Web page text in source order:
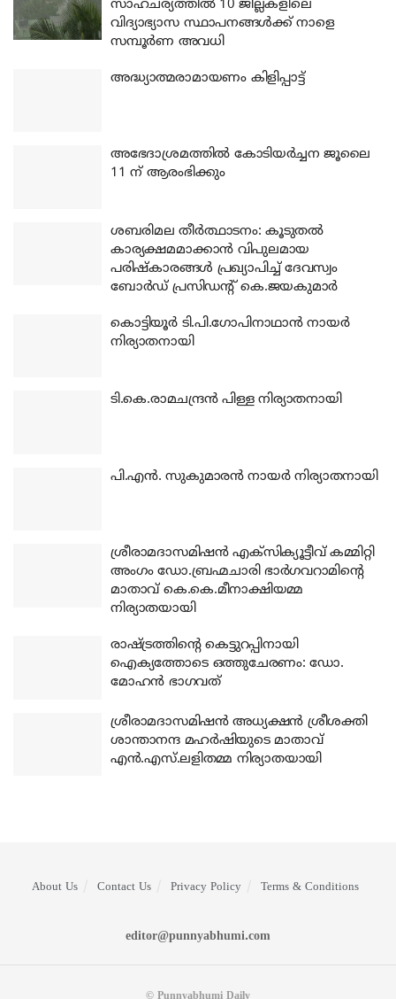
സാഹചര്യത്തിൽ 10 ജില്ലകളിലെ
വിദ്യാഭ്യാസ സ്ഥാപനങ്ങൾക്ക് നാളെ
സമ്പൂർണ അവധി
അദ്ധ്യാത്മരാമായണം കിളിപ്പാട്ട്
അഭേദാശ്രമത്തില്‍ കോടിയര്‍ച്ചന ജൂലൈ
11 ന് ആരംഭിക്കും
ശബരിമല തീര്‍ത്ഥാടനം: കൂടുതല്‍
കാര്യക്ഷമമാക്കാന്‍ വിപുലമായ
പരിഷ്‌കാരങ്ങള്‍ പ്രഖ്യാപിച്ച് ദേവസ്വം
ബോര്‍ഡ് പ്രസിഡന്റ് കെ.ജയകുമാര്‍
കൊട്ടിയൂര്‍ ടി.പി.ഗോപിനാഥാന്‍ നായര്‍
നിര്യാതനായി
ടി.കെ.രാമചന്ദ്രന്‍ പിള്ള നിര്യാതനായി
പി.എന്‍. സുകുമാരന്‍ നായര്‍ നിര്യാതനായി
ശ്രീരാമദാസമിഷന്‍ എക്‌സിക്യൂട്ടീവ് കമ്മിറ്റി
അംഗം ഡോ.ബ്രഹ്മചാരി ഭാര്‍ഗവറാമിന്റെ
മാതാവ് കെ.കെ.മീനാക്ഷിയമ്മ
നിര്യാതയായി
രാഷ്ട്രത്തിന്റെ കെട്ടുറപ്പിനായി
ഐക്യത്തോടെ ഒത്തുചേരണം: ഡോ.
മോഹന്‍ ഭാഗവത്
ശ്രീരാമദാസമിഷന്‍ അധ്യക്ഷന്‍ ശ്രീശക്തി
ശാന്താനന്ദ മഹര്‍ഷിയുടെ മാതാവ്
എന്‍.എസ്.ലളിതമ്മ നിര്യാതയായി
About Us Contact Us Privacy Policy Terms & Conditions
editor@punnyabhumi.com